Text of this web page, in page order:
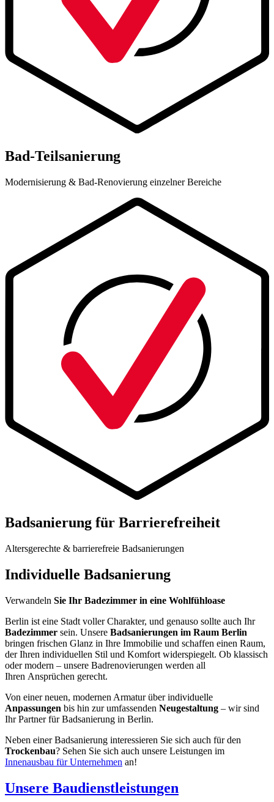
Bad-Teilsanierung
Modernisierung & Bad-Renovierung einzelner Bereiche
Badsanierung für Barrierefreiheit
Altersgerechte & barrierefreie Badsanierungen
Individuelle Badsanierung
Verwandeln Sie Ihr Badezimmer in eine Wohlfühloase
Berlin ist eine Stadt voller Charakter, und genauso sollte auch Ihr
Badezimmer sein. Unsere Badsanierungen im Raum Berlin
bringen frischen Glanz in Ihre Immobilie und schaffen einen Raum,
der Ihren individuellen Stil und Komfort widerspiegelt. Ob klassisch
oder modern – unsere Badrenovierungen werden all
Ihren Ansprüchen gerecht.
Von einer neuen, modernen Armatur über individuelle
Anpassungen bis hin zur umfassenden Neugestaltung – wir sind
Ihr Partner für Badsanierung in Berlin.
Neben einer Badsanierung interessieren Sie sich auch für den
Trockenbau? Sehen Sie sich auch unsere Leistungen im
Innenausbau für Unternehmen an!
Unsere Baudienstleistungen